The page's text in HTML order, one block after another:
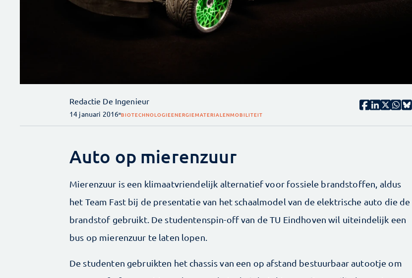
Redactie De Ingenieur
14 januari 2016 BIOTECHNOLOGIEENERGIEMATERIALENMOBILITEIT
Auto op mierenzuur
Mierenzuur is een klimaatvriendelijk alternatief voor fossiele brandstoffen, aldus
het Team Fast bij de presentatie van het schaalmodel van de elektrische auto die de
brandstof gebruikt. De studentenspin-off van de TU Eindhoven wil uiteindelijk een
bus op mierenzuur te laten lopen.
De studenten gebruikten het chassis van een op afstand bestuurbaar autootje om